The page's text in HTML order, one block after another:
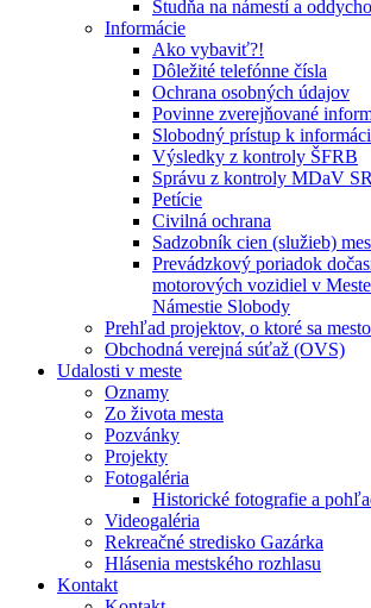
Studňa na námestí a
Informácie
Ako vybaviť?!
Dôležité telefónne čísla
Ochrana osobných údajov
Povinne zverejňované
Slobodný prístup k
Výsledky z kontroly ŠFRB
Správu z kontroly MDaV SR
Petície
Civilná ochrana
Sadzobník cien (služieb)
Prevádzkový poriadok
motorových vozidiel v
Námestie Slobody
Prehľad projektov, o ktoré sa
Obchodná verejná súťaž (OVS)
Udalosti v meste
Oznamy
Zo života mesta
Pozvánky
Projekty
Fotogaléria
Historické fotografie a
Videogaléria
Rekreačné stredisko Gazárka
Hlásenia mestského rozhlasu
Kontakt